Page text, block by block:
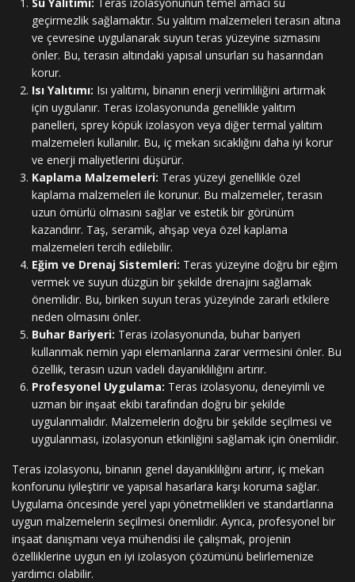
geçirmezlik sağlamaktır. Su yalıtım malzemeleri terasın altına
ve çevresine uygulanarak suyun teras yüzeyine sızmasını
önler. Bu, terasın altındaki yapısal unsurları su hasarından
korur.
Isı Yalıtımı: Isı yalıtımı, binanın enerji verimliliğini artırmak
için uygulanır. Teras izolasyonunda genellikle yalıtım
panelleri, sprey köpük izolasyon veya diğer termal yalıtım
malzemeleri kullanılır. Bu, iç mekan sıcaklığını daha iyi korur
ve enerji maliyetlerini düşürür.
Kaplama Malzemeleri: Teras yüzeyi genellikle özel
kaplama malzemeleri ile korunur. Bu malzemeler, terasın
uzun ömürlü olmasını sağlar ve estetik bir görünüm
kazandırır. Taş, seramik, ahşap veya özel kaplama
malzemeleri tercih edilebilir.
Eğim ve Drenaj Sistemleri: Teras yüzeyine doğru bir eğim
vermek ve suyun düzgün bir şekilde drenajını sağlamak
önemlidir. Bu, biriken suyun teras yüzeyinde zararlı etkilere
neden olmasını önler.
Buhar Bariyeri: Teras izolasyonunda, buhar bariyeri
kullanmak nemin yapı elemanlarına zarar vermesini önler. Bu
özellik, terasın uzun vadeli dayanıklılığını artırır.
Profesyonel Uygulama: Teras izolasyonu, deneyimli ve
uzman bir inşaat ekibi tarafından doğru bir şekilde
uygulanmalıdır. Malzemelerin doğru bir şekilde seçilmesi ve
uygulanması, izolasyonun etkinliğini sağlamak için önemlidir.
Teras izolasyonu, binanın genel dayanıklılığını artırır, iç mekan
konforunu iyileştirir ve yapısal hasarlara karşı koruma sağlar.
Uygulama öncesinde yerel yapı yönetmelikleri ve standartlarına
uygun malzemelerin seçilmesi önemlidir. Ayrıca, profesyonel bir
inşaat danışmanı veya mühendisi ile çalışmak, projenin
özelliklerine uygun en iyi izolasyon çözümünü belirlemenize
yardımcı olabilir.